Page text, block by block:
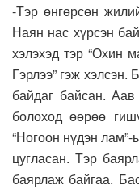
-Тэр өнгөрсөн
Наян нас хүрсэн
хэлэхэд тэр “Охин
Гэрлээ” гэж хэлсэн.
байдаг байсан.
болоход өөрөө
“Ногоон нүдэн лам”-
цугласан. Тэр
баярлаж байгаа.